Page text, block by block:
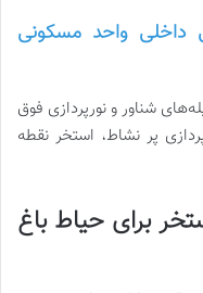
داخلی واحد مسکونی
شناور و نورپردازی فوق
پر نشاط، استخر نقطه
برای حیاط باغ